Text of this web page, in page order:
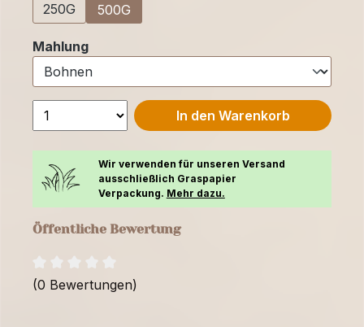
250G
500G
Mahlungauswählen
In den Warenkorb
Wir verwenden für unseren Versand
ausschließlich Graspapier
Verpackung. Mehr dazu.
Öffentliche Bewertung
(0 Bewertungen)